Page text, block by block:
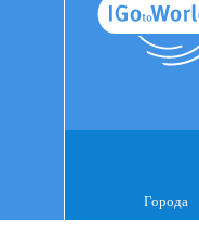
Города